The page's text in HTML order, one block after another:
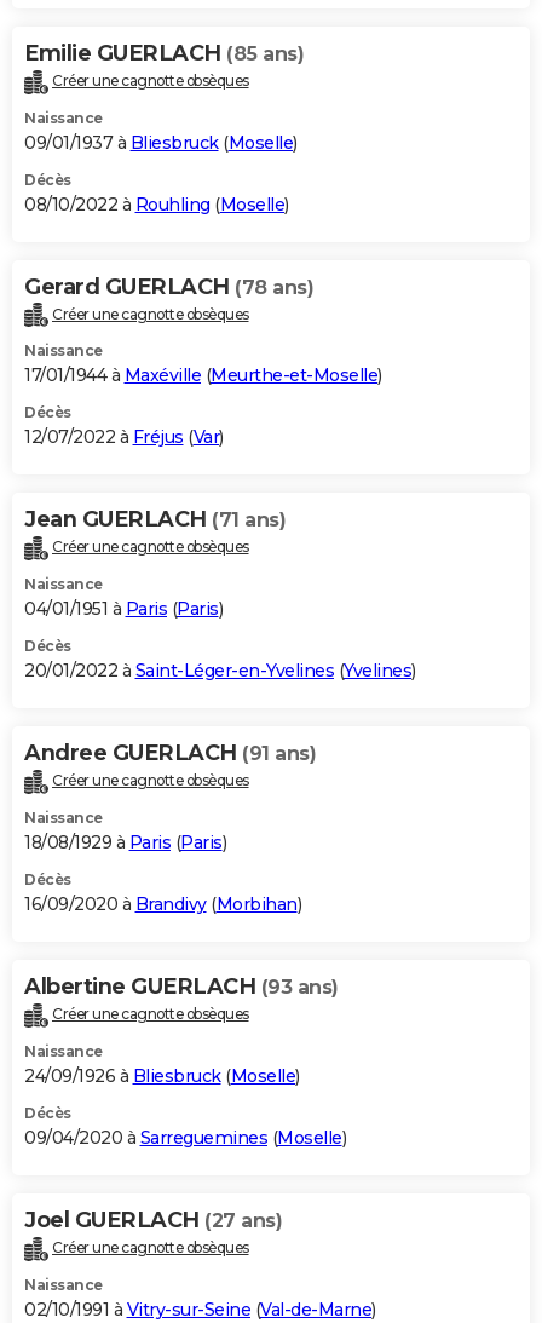
Emilie GUERLACH (85 ans)
Créer une cagnotte obsèques
Naissance
09/01/1937 à Bliesbruck(Moselle)
Décès
08/10/2022 à Rouhling (Moselle)
Gerard GUERLACH (78 ans)
Créer une cagnotte obsèques
Naissance
17/01/1944 à Maxéville (Meurthe-et-Moselle)
Décès
12/07/2022 à Fréjus (Var)
Jean GUERLACH (71 ans)
Créer une cagnotte obsèques
Naissance
04/01/1951 à Paris (Paris)
Décès
20/01/2022 à Saint-Léger-en-Yvelines (Yvelines)
Andree GUERLACH (91 ans)
Créer une cagnotte obsèques
Naissance
18/08/1929 à Paris (Paris)
Décès
16/09/2020 à Brandivy(Morbihan)
Albertine GUERLACH (93 ans)
Créer une cagnotte obsèques
Naissance
24/09/1926 à Bliesbruck(Moselle)
Décès
09/04/2020 à Sarreguemines (Moselle)
Joel GUERLACH (27 ans)
Créer une cagnotte obsèques
Naissance
02/10/1991 à Vitry-sur-Seine (Val-de-Marne)